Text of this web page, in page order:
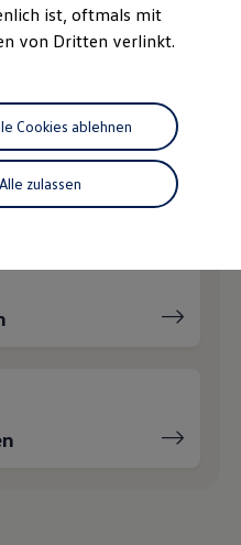
ist, oftmals mit
von Dritten verlinkt.
Alle zulassen
Cookies ablehnen